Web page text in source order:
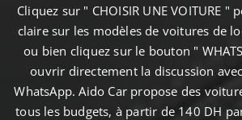
Cliquez sur " CHOISIR UNE VOITURE
claire sur les modèles de voitures de
ou bien cliquez sur le bouton "
ouvrir directement la discussion
WhatsApp. Aido Car propose des
tous les budgets, à partir de 140 DH